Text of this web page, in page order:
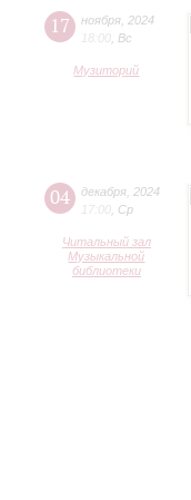
17 ноября 2024
18:00 Вс
Музиторий
04 декабря 2024
17:00 Ср
Читальный зал
Музыкальной
библиотеки